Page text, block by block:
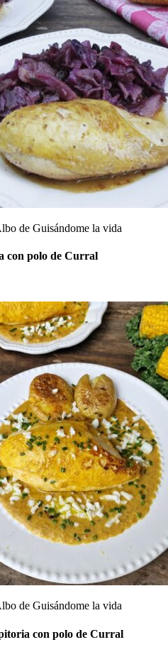
de Guisándome la vida
con polo de Curral
de Guisándome la vida
con polo de Curral